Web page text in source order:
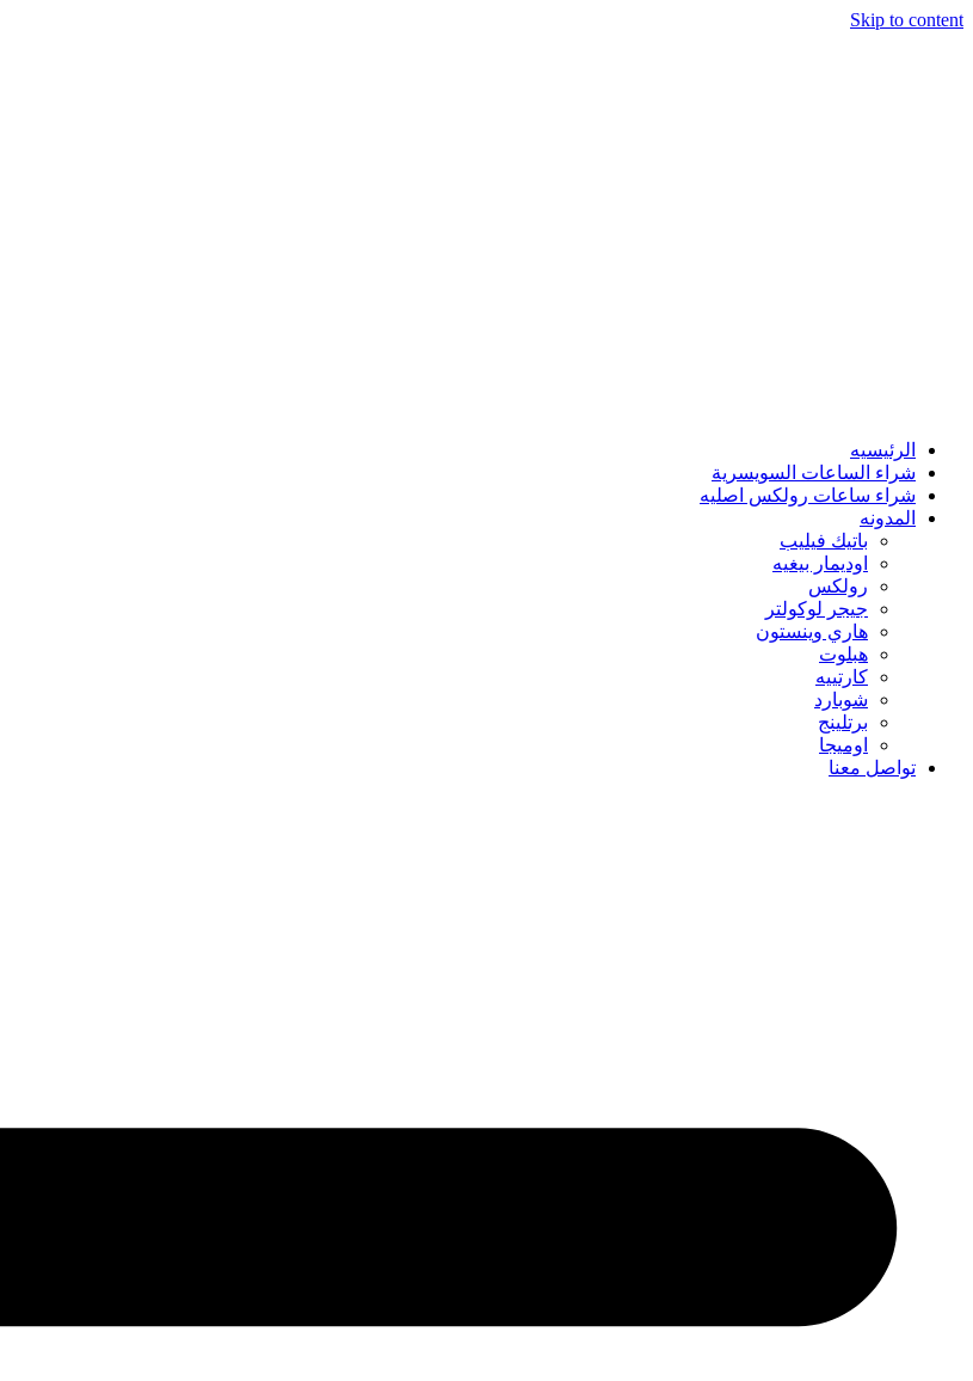
Skip to content
الرئيسيه
شراء الساعات السويسرية
شراء ساعات رولكس اصليه
المدونه
باتيك فيليب
اوديمار بيغيه
رولكس
جيجر لوكولتر
هاري وينستون
هبلوت
كارتييه
شوبارد
برتلينج
اوميجا
تواصل معنا